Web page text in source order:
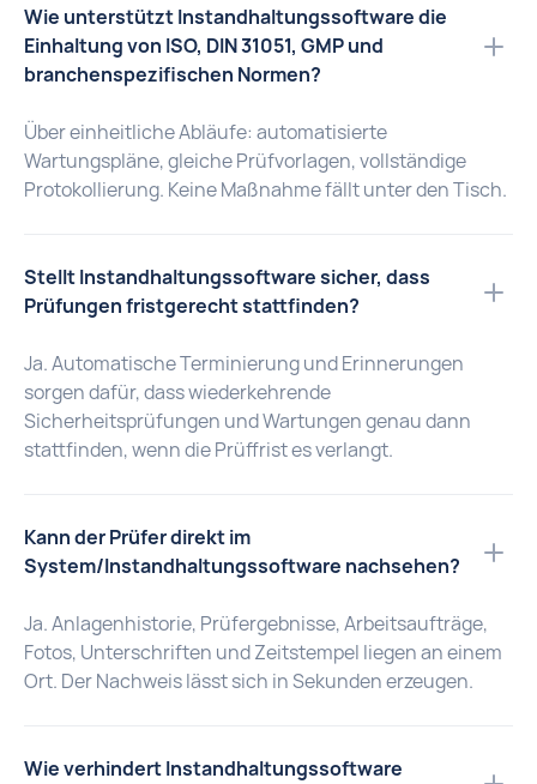
Wie unterstützt Instandhaltungssoftware die
Einhaltung von ISO, DIN 31051, GMP und
branchenspezifischen Normen?
Über einheitliche Abläufe: automatisierte
Wartungspläne, gleiche Prüfvorlagen, vollständige
Protokollierung. Keine Maßnahme fällt unter den Tisch.
Stellt Instandhaltungssoftware sicher, dass
Prüfungen fristgerecht stattfinden?
Ja. Automatische Terminierung und Erinnerungen
sorgen dafür, dass wiederkehrende
Sicherheitsprüfungen und Wartungen genau dann
stattfinden, wenn die Prüffrist es verlangt.
Kann der Prüfer direkt im
System/Instandhaltungssoftware nachsehen?
Ja. Anlagenhistorie, Prüfergebnisse, Arbeitsaufträge,
Fotos, Unterschriften und Zeitstempel liegen an einem
Ort. Der Nachweis lässt sich in Sekunden erzeugen.
Wie verhindert Instandhaltungssoftware